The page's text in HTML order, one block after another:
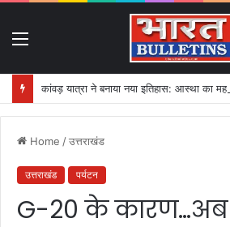
कांवड़ यात्रा ने बनाया नया इतिहास: आस्था का
Home /उत्तराखंड
उत्तराखंड पर्यटन
G-20 के